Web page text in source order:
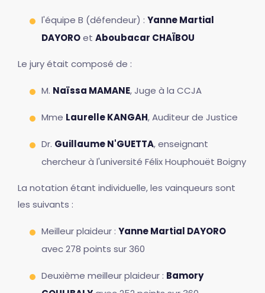
l'équipe B (défendeur) : Yanne Martial
DAYOROet Aboubacar CHAÏBOU
Le jury était composé de :
M. Naïssa MAMANE, Juge à la CCJA
Mme Laurelle KANGAH, Auditeur de Justice
Dr. Guillaume N'GUETTA, enseignant
chercheur à l'université Félix Houphouët Boigny
La notation étant individuelle, les vainqueurs sont
les suivants :
Meilleur plaideur : Yanne Martial DAYORO
avec 278 points sur 360
Deuxième meilleur plaideur : Bamory